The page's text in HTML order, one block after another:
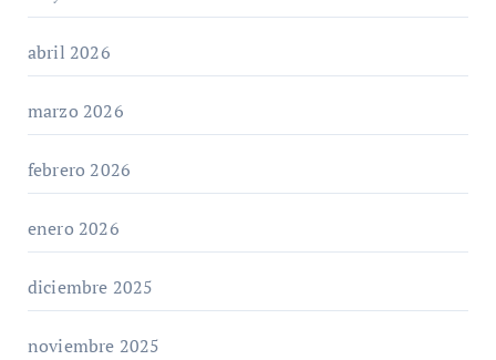
abril 2026
marzo 2026
febrero 2026
enero 2026
diciembre 2025
noviembre 2025